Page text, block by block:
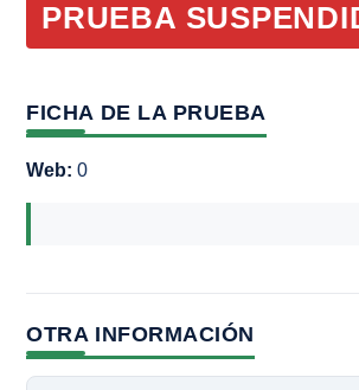
PRUEBA
FICHA DE LA PRUEBA
Web: 0
OTRA INFORMACIÓN